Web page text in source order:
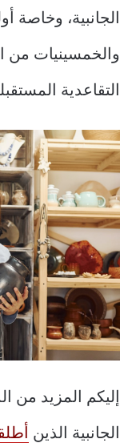
الجانبية، وخاصة
والخمسينيات من
التقاعدية
إليكم المزيد
الجانبية الذين